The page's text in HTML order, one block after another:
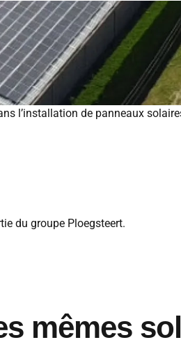
l’installation de panneaux
du groupe Ploegsteert.
mêmes